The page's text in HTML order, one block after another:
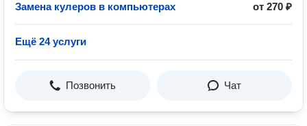
Замена кулеров в компьютерах от 270 ₽
Ещё 24 услуги
Позвонить Чат